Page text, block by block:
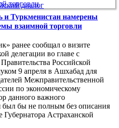
диалог
и Туркменистан намерены
взаимной торговли
ранее сообщал о визите
делегации во главе с
Российской
9 апреля в Ашхабад для
Межправительственной
по экономическому
данного важного
был бы не полным без описания
Губернатора Астраханской